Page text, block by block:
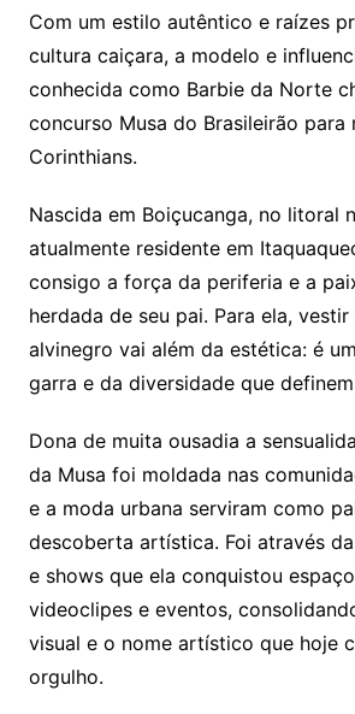
Com um estilo autêntico e raízes
cultura caiçara, a modelo e
conhecida como Barbie da Norte
concurso Musa do Brasileirão para
Corinthians.
Nascida em Boiçucanga, no litoral
atualmente residente em
consigo a força da periferia e a
herdada de seu pai. Para ela,
alvinegro vai além da estética: é
garra e da diversidade que
Dona de muita ousadia a
da Musa foi moldada nas
e a moda urbana serviram como
descoberta artística. Foi através
e shows que ela conquistou
videoclipes e eventos,
visual e o nome artístico que hoje
orgulho.